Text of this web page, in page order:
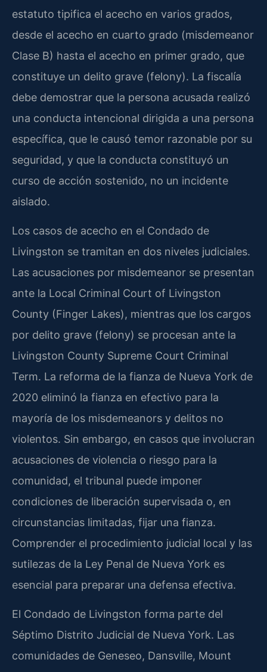
estatuto tipifica el acecho en varios grados,
desde el acecho en cuarto grado (misdemeanor
Clase B) hasta el acecho en primer grado, que
constituye un delito grave (felony). La fiscalía
debe demostrar que la persona acusada realizó
una conducta intencional dirigida a una persona
específica, que le causó temor razonable por su
seguridad, y que la conducta constituyó un
curso de acción sostenido, no un incidente
aislado.
Los casos de acecho en el Condado de
Livingston se tramitan en dos niveles judiciales.
Las acusaciones por misdemeanor se presentan
ante la Local Criminal Court of Livingston
County (Finger Lakes), mientras que los cargos
por delito grave (felony) se procesan ante la
Livingston County Supreme Court Criminal
Term. La reforma de la fianza de Nueva York de
2020 eliminó la fianza en efectivo para la
mayoría de los misdemeanors y delitos no
violentos. Sin embargo, en casos que involucran
acusaciones de violencia o riesgo para la
comunidad, el tribunal puede imponer
condiciones de liberación supervisada o, en
circunstancias limitadas, fijar una fianza.
Comprender el procedimiento judicial local y las
sutilezas de la Ley Penal de Nueva York es
esencial para preparar una defensa efectiva.
El Condado de Livingston forma parte del
Séptimo Distrito Judicial de Nueva York. Las
comunidades de Geneseo, Dansville, Mount